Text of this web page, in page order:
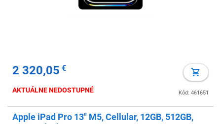
2 320,05 €
Kód: 461651
AKTUÁLNE NEDOSTUPNÉ
Apple iPad Pro 13" M5, Cellular, 12GB, 512GB,